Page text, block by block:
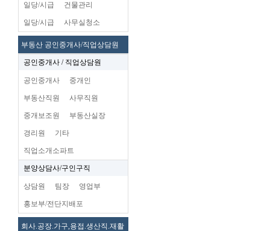
일당/시급 건물관리
일당/시급 사무실청소
부동산 공인중개사/직업상담원
공인중개사 / 직업상담원
공인중개사 중개인
부동산직원 사무직원
중개보조원 부동산실장
경리원 기타
직업소개소파트
분양상담사/구인구직
상담원 팀장 영업부
홍보부/전단지배포
회사.공장.가구,용접.생산직.재활